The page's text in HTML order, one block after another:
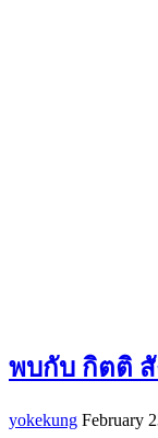
พบกับ กิตติ สั
yokekung February